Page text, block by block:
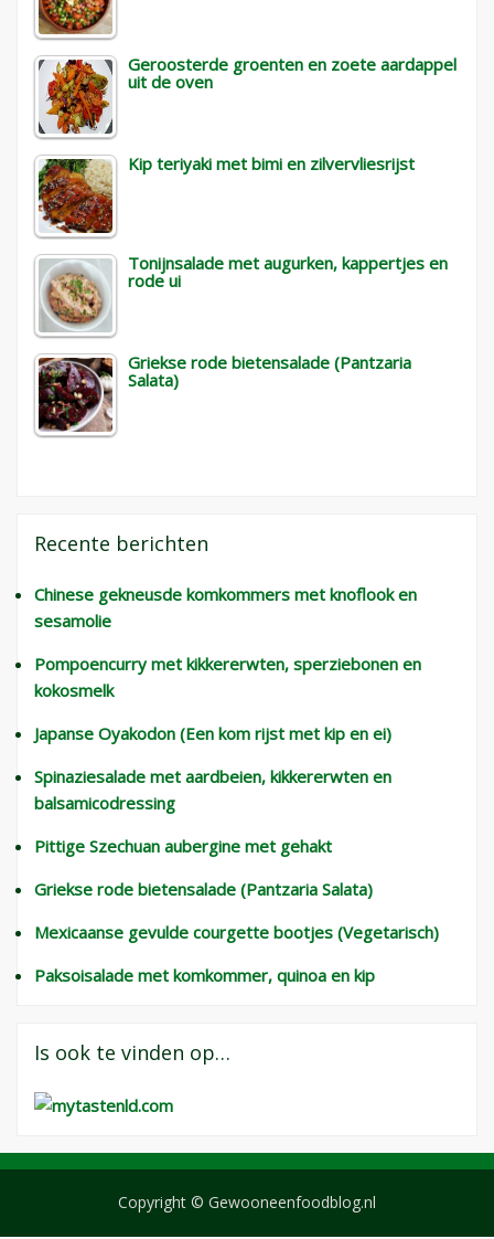
Geroosterde groenten en zoete aardappel
uit de oven
Kip teriyaki met bimi en zilvervliesrijst
Tonijnsalade met augurken, kappertjes en
rode ui
Griekse rode bietensalade (Pantzaria
Salata)
Recente berichten
Chinese gekneusde komkommers met knoflook en
sesamolie
Pompoencurry met kikkererwten, sperziebonen en
kokosmelk
Japanse Oyakodon (Een kom rijst met kip en ei)
Spinaziesalade met aardbeien, kikkererwten en
balsamicodressing
Pittige Szechuan aubergine met gehakt
Griekse rode bietensalade (Pantzaria Salata)
Mexicaanse gevulde courgette bootjes (Vegetarisch)
Paksoisalade met komkommer, quinoa en kip
Is ook te vinden op…
Copyright © Gewooneenfoodblog.nl